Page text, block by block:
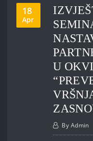
18
Apr
U
By Admin